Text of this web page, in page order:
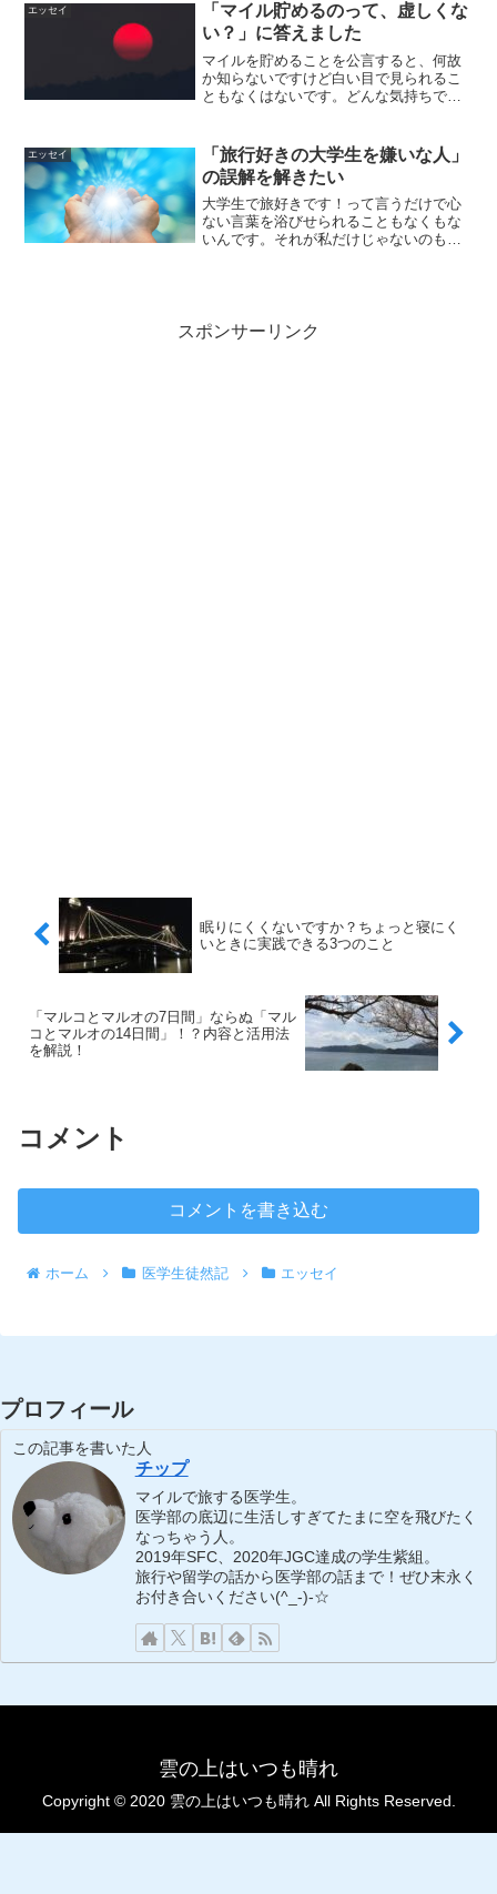
エッセイ
「マイル貯めるのって、虚しくな
い？」に答えました
マイルを貯めることを公言すると、何故
か知らないですけど白い目で見られるこ
ともなくはないです。どんな気持ちでコ
エッセイ
「旅行好きの大学生を嫌いな人」
の誤解を解きたい
大学生で旅好きです！って言うだけで心
ない言葉を浴びせられることもなくもな
いんです。それが私だけじゃないのも知
スポンサーリンク
眠りにくくないですか？ちょっと寝にく
いときに実践できる3つのこと
「マルコとマルオの7日間」ならぬ「マル
コとマルオの14日間」！？内容と活用法
を解説！
コメント
コメントを書き込む
ホーム 医学生徒然記 エッセイ
プロフィール
この記事を書いた人
チップ
マイルで旅する医学生。
医学部の底辺に生活しすぎてたまに空を飛びたく
なっちゃう人。
2019年SFC、2020年JGC達成の学生紫組。
旅行や留学の話から医学部の話まで！ぜひ末永く
お付き合いください(^_-)-☆
雲の上はいつも晴れ
Copyright © 2020 雲の上はいつも晴れ All Rights Reserved.